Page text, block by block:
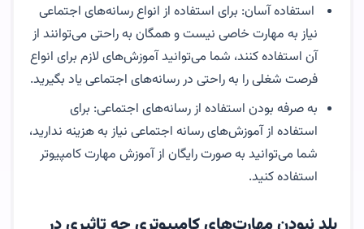
استفاده آسان: برای استفاده از انواع رسانه‌های اجتماعی
نیاز به مهارت خاصی نیست و همگان به راحتی می‌توانند از
آن استفاده کنند، شما می‌توانید آموزش‌های لازم برای انواع
فرصت شغلی را به راحتی در رسانه‌های اجتماعی یاد بگیرید.
به صرفه بودن استفاده از رسانه‌های اجتماعی: برای
استفاده از آموزش‌های رسانه اجتماعی نیاز به هزینه ندارید،
شما می‌توانید به صورت رایگان از آموزش‌ مهارت کامپیوتر
استفاده کنید.